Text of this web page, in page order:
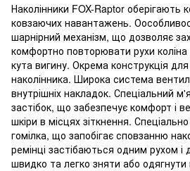
Наколінники FOX-Raptor оберігають
ковзаючих навантажень.
шарнірний механізм, що дозволяє
комфортно повторювати рухи коліна
кута вигину. Окрема конструкція
наколінника. Широка система
внутрішніх накладок. Спеціальний
застібок, що забезпечує комфорт і
шкіри в місцях зіткнення.
гомілка, що запобігає сповзанню
ремінці застібаються одним рухом
швидко та легко зняти або одягнути